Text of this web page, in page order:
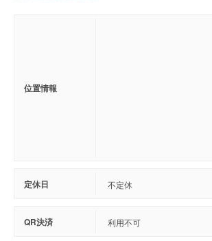
位置情報
定休日 不定休
QR決済 利用不可